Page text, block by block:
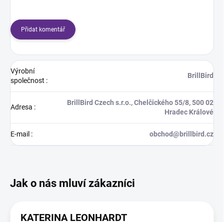
Přidat komentář
Výrobní
společnost :
BrillBird
Adresa :
BrillBird Czech s.r.o., Chelčického 55/8, 500 02
Hradec Králové
E-mail : obchod@brillbird.cz
KATERINA LEONHARDT